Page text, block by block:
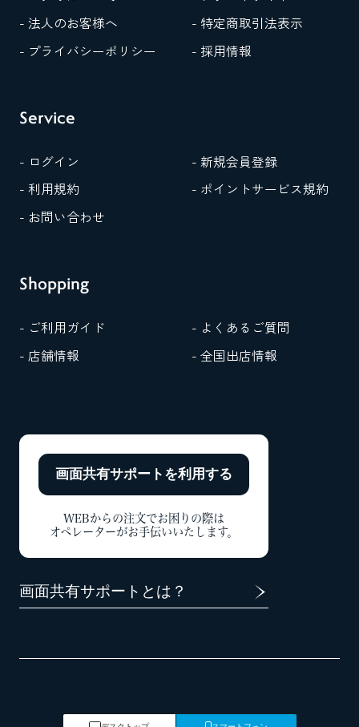
- 法人のお客様へ
- 特定商取引法表示
- プライバシーポリシー
- 採用情報
Service
- ログイン
- 新規会員登録
- 利用規約
- ポイントサービス規約
- お問い合わせ
Shopping
- ご利用ガイド
- よくあるご質問
- 店舗情報
- 全国出店情報
画面共有サポートを利用する
WEBからの注文でお困りの際は
オペレーターがお手伝いいたします。
画面共有サポートとは？